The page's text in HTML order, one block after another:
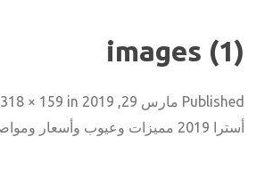
images (1)
Published مارس 29, 2019 318 × 159 in
أسترا 2019 مميزات وعيوب وأسعار ومواصفات